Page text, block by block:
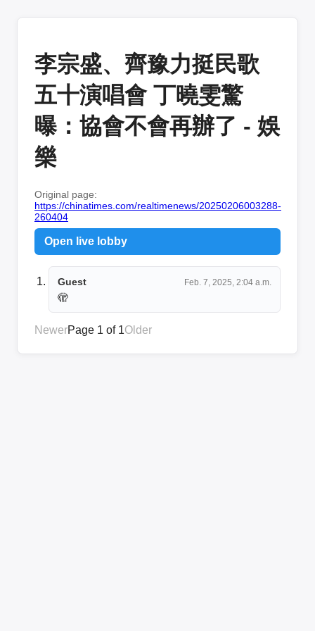
李宗盛、齊豫力挺民歌
五十演唱會 丁曉雯驚
曝：協會不會再辦了 - 娛
樂
Original page:
https://chinatimes.com/realtimenews/20250206003288-
260404
Open live lobby
Guest Feb. 7, 2025, 2:04 a.m.
🫣
NewerPage 1 of 1Older